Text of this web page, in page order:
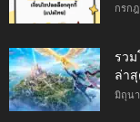
กรก
รวม
ล่า
มิถุน